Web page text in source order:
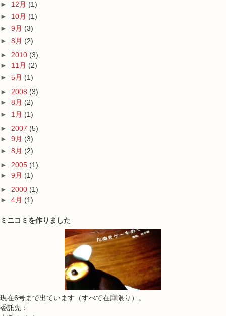
► 12月 (1)
► 10月 (1)
► 9月 (3)
► 8月 (2)
► 2010 (3)
► 11月 (2)
► 5月 (1)
► 2008 (3)
► 8月 (2)
► 1月 (1)
► 2007 (5)
► 9月 (3)
► 8月 (2)
► 2005 (1)
► 9月 (1)
► 2000 (1)
► 4月 (1)
ミニコミを作りました
現在6号まで出ています（すべて在庫限り）。
委託先：